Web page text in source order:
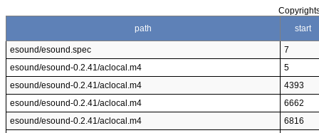
path
start
esound/esound.spec
7
esound/esound-0.2.41/aclocal.m4
5
esound/esound-0.2.41/aclocal.m4
4393
esound/esound-0.2.41/aclocal.m4
6662
esound/esound-0.2.41/aclocal.m4
6816